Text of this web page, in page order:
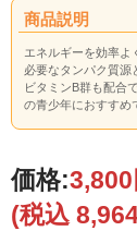
商品説明
エネルギーを効率
必要なタンパク質
ビタミンB群も配合
の青少年におすすめ
価格:3,800
(税込